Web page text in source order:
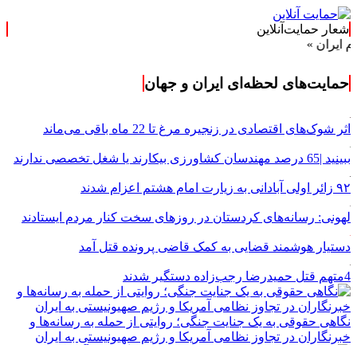
شعار حمایت‌آنلاین
حمایت‌های لحظه‌ای ایران و جهان
اثر شوک‌های اقتصادی در زنجیره مرغ تا 22 ماه باقی می‌ماند
ببینید |65 درصد مهندسان کشاورزی بیکارند یا شغل تخصصی ندارند
۹۲ زائر اولی آبادانی به زیارت امام هشتم اعزام شدند
لهونی: رسانه‌های کردستان در روزهای سخت کنار مردم ایستادند
دستیار هوشمند قضایی به کمک قاضی پرونده قتل آمد
4متهم قتل حمیدرضا رجب‌زاده دستگیر شدند
نگاهی حقوقی به یک جنایت جنگی؛ روایتی از حمله به رسانه‌ها و
خبرنگاران در تجاوز نظامی آمریکا و رژیم صهیونیستی به ایران